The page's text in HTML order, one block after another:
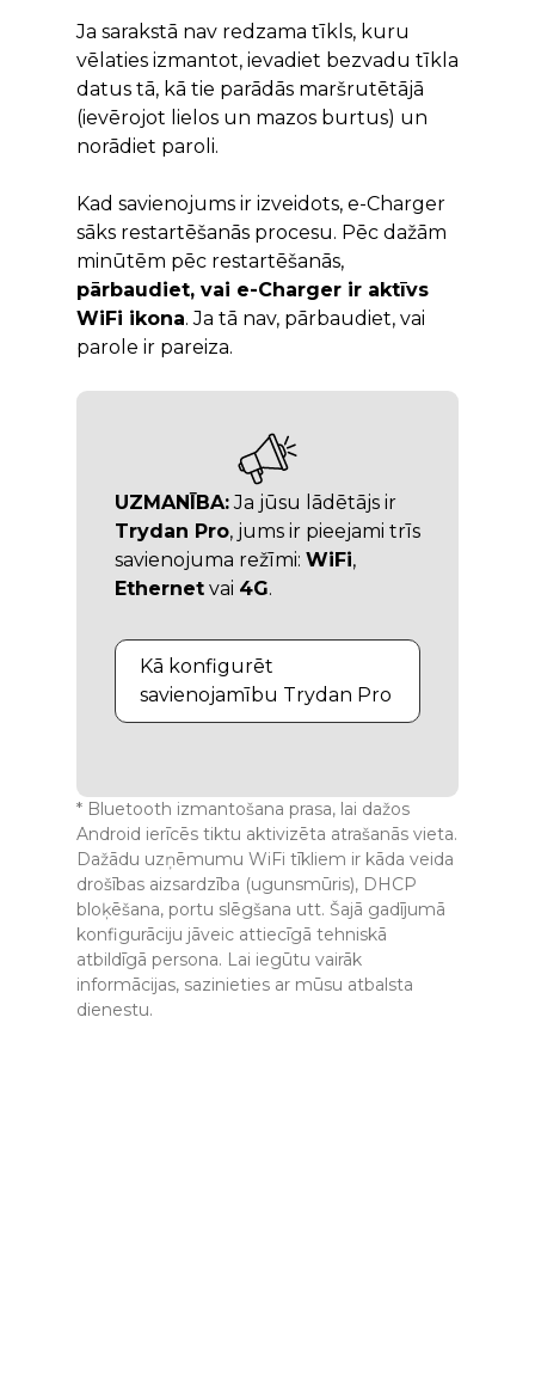
Ja sarakstā nav redzama tīkls, kuru
vēlaties izmantot, ievadiet bezvadu tīkla
datus tā, kā tie parādās maršrutētājā
(ievērojot lielos un mazos burtus) un
norādiet paroli.
Kad savienojums ir izveidots, e-Charger
sāks restartēšanās procesu. Pēc dažām
minūtēm pēc restartēšanās,
pārbaudiet, vai e-Charger ir aktīvs
WiFi ikona. Ja tā nav, pārbaudiet, vai
parole ir pareiza.
UZMANĪBA:Ja jūsu lādētājs ir
Trydan Pro, jums ir pieejami trīs
savienojuma režīmi: WiFi,
Ethernet vai 4G.
Kā konfigurēt
savienojamību Trydan Pro
* Bluetooth izmantošana prasa, lai dažos
Android ierīcēs tiktu aktivizēta atrašanās vieta.
Dažādu uzņēmumu WiFi tīkliem ir kāda veida
drošības aizsardzība (ugunsmūris), DHCP
bloķēšana, portu slēgšana utt. Šajā gadījumā
konfigurāciju jāveic attiecīgā tehniskā
atbildīgā persona. Lai iegūtu vairāk
informācijas, sazinieties ar mūsu atbalsta
dienestu.